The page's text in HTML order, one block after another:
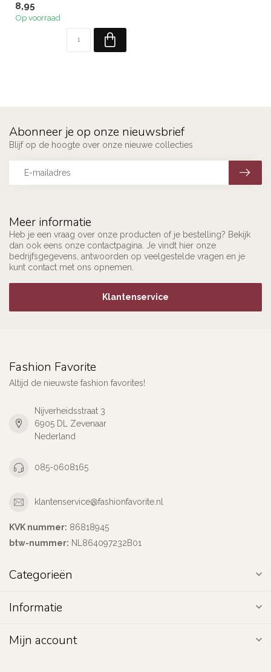
8,95
Op voorraad
Meer informatie
Heb je een vraag over onze producten of je bestelling? Bekijk
dan ook eens onze contactpagina. Je vindt hier onze
bedrijfsgegevens, antwoorden op veelgestelde vragen en je
kunt contact met ons opnemen.
Klantenservice
Abonneer je op onze nieuwsbrief
Blijf op de hoogte over onze nieuwe collecties
Fashion Favorite
Altijd de nieuwste fashion favorites!
Nijverheidsstraat 3
6905 DL Zevenaar
Nederland
085-0608165
klantenservice@fashionfavorite.nl
KVK nummer: 86818945
btw-nummer: NL864097232B01
Categorieën
Informatie
Mijn account